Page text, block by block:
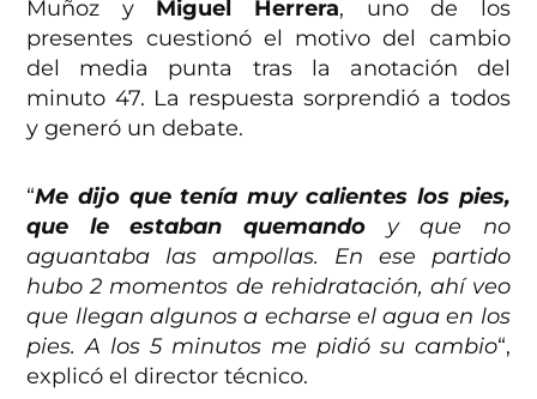
Muñoz yMiguel Herrera, uno de los
presentes cuestionó el motivo del cambio
del media punta tras la anotación del
minuto 47. La respuesta sorprendió a todos
y generó un debate.
“Me dijo que tenía muy calientes los pies,
que le estaban quemando y que no
aguantaba las ampollas. En ese partido
hubo 2 momentos de rehidratación, ahí veo
que llegan algunos a echarse el agua en los
pies. A los 5 minutos me pidió su cambio“,
explicó el director técnico.